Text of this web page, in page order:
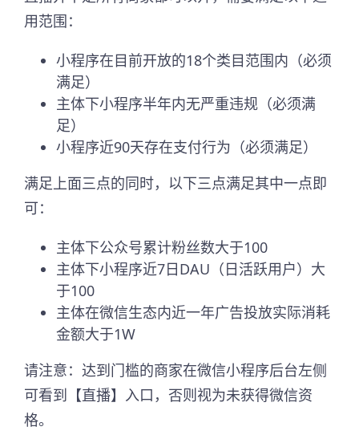
用范围：
小程序在目前开放的18个类目范围内（必须
满足）
主体下小程序半年内无严重违规（必须满
足）
小程序近90天存在支付行为（必须满足）
满足上面三点的同时，以下三点满足其中一点即
可：
主体下公众号累计粉丝数大于100
主体下小程序近7日DAU（日活跃用户）大
于100
主体在微信生态内近一年广告投放实际消耗
金额大于1W
请注意：达到门槛的商家在微信小程序后台左侧
可看到【直播】入口，否则视为未获得微信资
格。